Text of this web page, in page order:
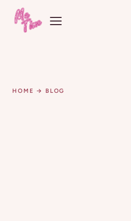
HOME → BLOG